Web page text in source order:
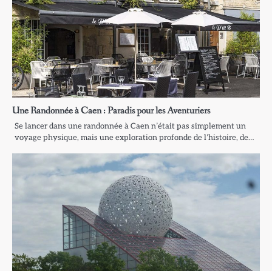
Une Randonnée à Caen : Paradis pour les Aventuriers
Se lancer dans une randonnée à Caen n’était pas simplement un
voyage physique, mais une exploration profonde de l’histoire, de…